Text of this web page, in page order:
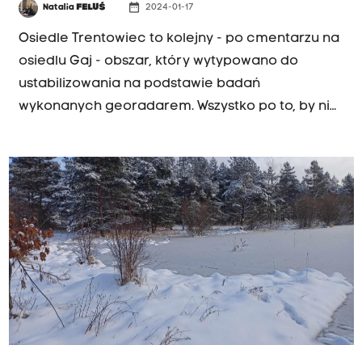
Natalia FELUŚ date_range 2024-01-17
Osiedle Trentowiec to kolejny - po cmentarzu na
osiedlu Gaj - obszar, który wytypowano do
ustabilizowania na podstawie badań
wykonanych georadarem. Wszystko po to, by nie
budowlane.